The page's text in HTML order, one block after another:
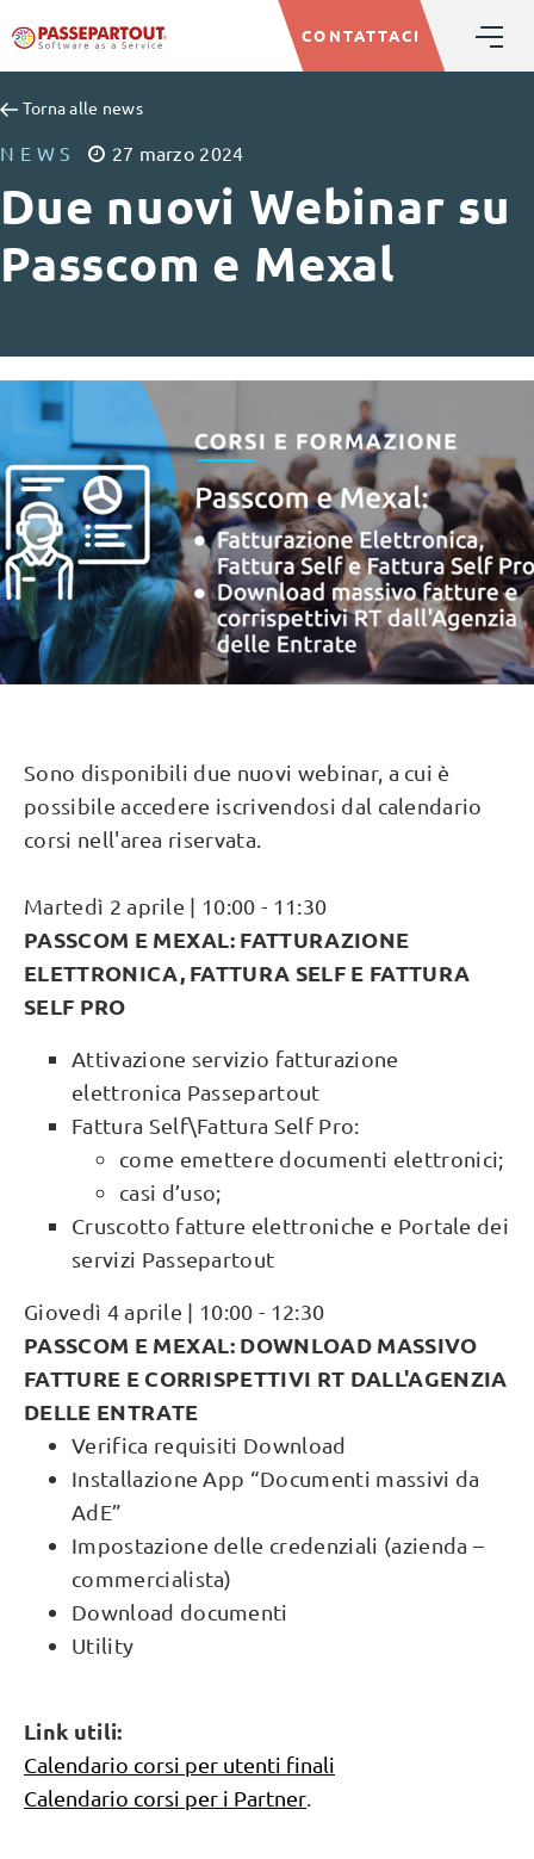
CONTATTACI
Torna alle news
NEWS 27 marzo 2024
Due nuovi Webinar su
Passcom e Mexal
Sono disponibili due nuovi webinar, a cui è
possibile accedere iscrivendosi dal calendario
corsi nell'area riservata.
Martedì 2 aprile | 10:00 - 11:30
PASSCOM E MEXAL: FATTURAZIONE
ELETTRONICA, FATTURA SELF E FATTURA
SELF PRO
Attivazione servizio fatturazione
elettronica Passepartout
Fattura Self\Fattura Self Pro:
come emettere documenti elettronici;
casi d’uso;
Cruscotto fatture elettroniche e Portale dei
servizi Passepartout
Giovedì 4 aprile | 10:00 - 12:30
PASSCOM E MEXAL: DOWNLOAD MASSIVO
FATTURE E CORRISPETTIVI RT DALL'AGENZIA
DELLE ENTRATE
Verifica requisiti Download
Installazione App “Documenti massivi da
AdE”
Impostazione delle credenziali (azienda –
commercialista)
Download documenti
Utility
Link utili:
Calendario corsi per utenti finali
Calendario corsi per i Partner